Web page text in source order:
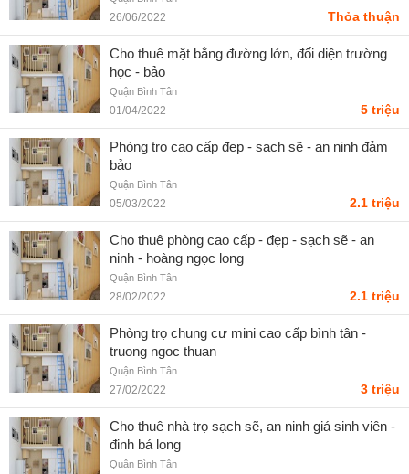
26/06/2022 Thỏa thuận
Cho thuê mặt bằng đường lớn, đối diện trường
học - bảo
Quận Bình Tân
01/04/2022 5 triệu
Phòng trọ cao cấp đẹp - sạch sẽ - an ninh đảm
bảo
Quận Bình Tân
05/03/2022 2.1 triệu
Cho thuê phòng cao cấp - đẹp - sạch sẽ - an
ninh - hoàng ngọc long
Quận Bình Tân
28/02/2022 2.1 triệu
Phòng trọ chung cư mini cao cấp bình tân -
truong ngoc thuan
Quận Bình Tân
27/02/2022 3 triệu
Cho thuê nhà trọ sạch sẽ, an ninh giá sinh viên -
đinh bá long
Quận Bình Tân